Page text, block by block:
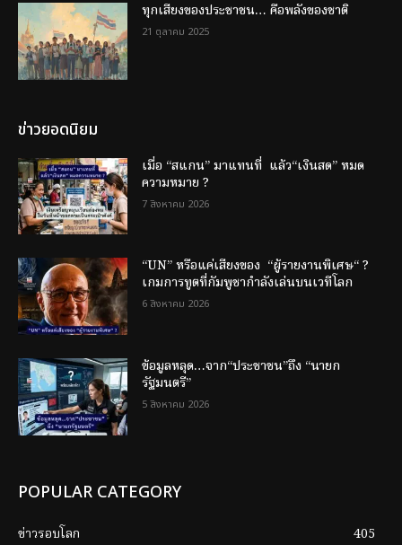
ทุกเสียงของประชาชน… คือพลังของชาติ
21 ตุลาคม 2025
ข่าวยอดนิยม
เมื่อ “สแกน” มาแทนที่ แล้ว“เงินสด” หมด
ความหมาย ?
7 สิงหาคม 2026
“UN” หรือแค่เสียงของ “ผู้รายงานพิเศษ“ ?
เกมการทูตที่กัมพูชากำลังเล่นบนเวทีโลก
6 สิงหาคม 2026
ข้อมูลหลุด…จาก“ประชาชน”ถึง “นายก
รัฐมนตรี”
5 สิงหาคม 2026
POPULAR CATEGORY
ข่าวรอบโลก
405